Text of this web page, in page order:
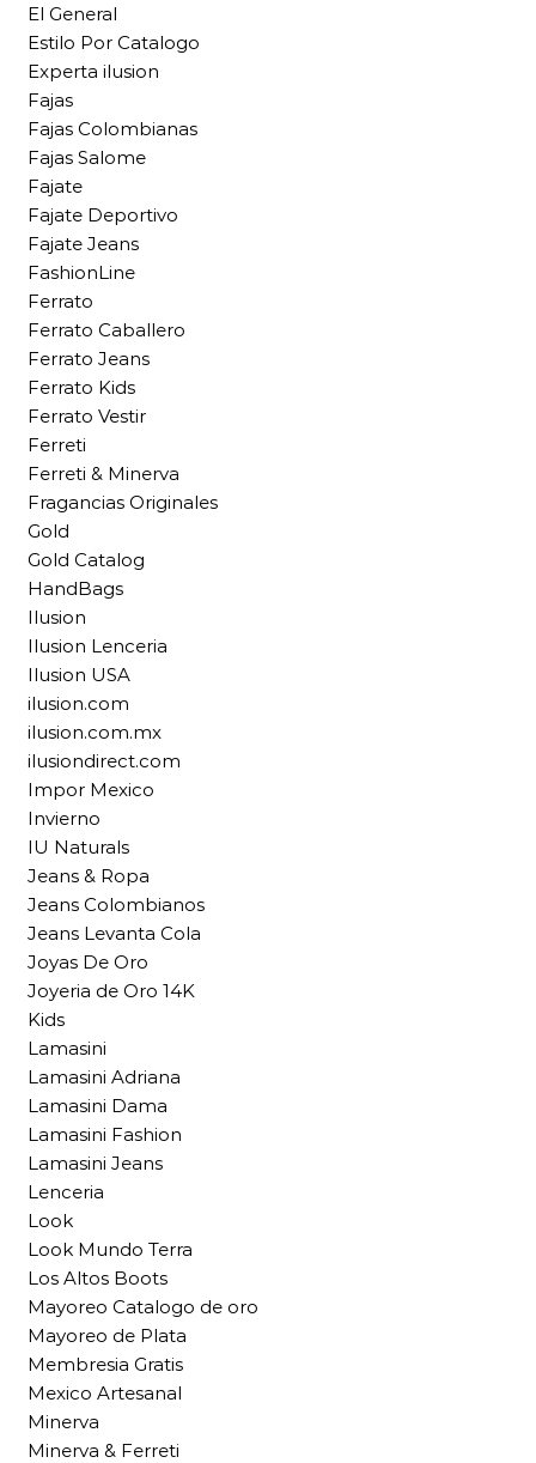
El General
Estilo Por Catalogo
Experta ilusion
Fajas
Fajas Colombianas
Fajas Salome
Fajate
Fajate Deportivo
Fajate Jeans
FashionLine
Ferrato
Ferrato Caballero
Ferrato Jeans
Ferrato Kids
Ferrato Vestir
Ferreti
Ferreti & Minerva
Fragancias Originales
Gold
Gold Catalog
HandBags
Ilusion
Ilusion Lenceria
Ilusion USA
ilusion.com
ilusion.com.mx
ilusiondirect.com
Impor Mexico
Invierno
IU Naturals
Jeans & Ropa
Jeans Colombianos
Jeans Levanta Cola
Joyas De Oro
Joyeria de Oro 14K
Kids
Lamasini
Lamasini Adriana
Lamasini Dama
Lamasini Fashion
Lamasini Jeans
Lenceria
Look
Look Mundo Terra
Los Altos Boots
Mayoreo Catalogo de oro
Mayoreo de Plata
Membresia Gratis
Mexico Artesanal
Minerva
Minerva & Ferreti